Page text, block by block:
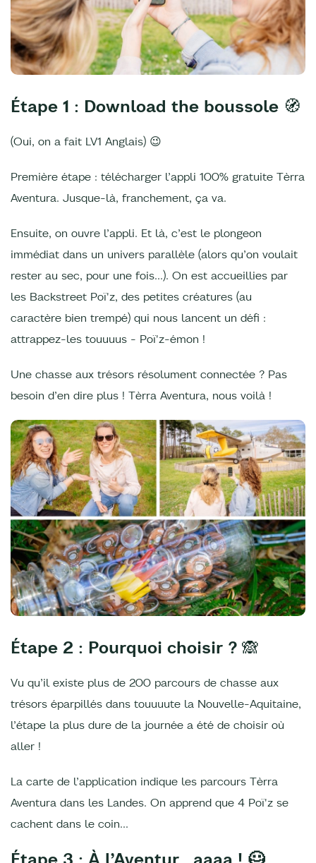
Étape 1 : Download the boussole 🧭
(Oui, on a fait LV1 Anglais) 😉
Première étape : télécharger l’appli 100% gratuite Tèrra
Aventura. Jusque-là, franchement, ça va.
Ensuite, on ouvre l’appli. Et là, c’est le plongeon
immédiat dans un univers parallèle (alors qu’on voulait
rester au sec, pour une fois…). On est accueillies par
les Backstreet Poï'z, des petites créatures (au
caractère bien trempé) qui nous lancent un défi :
attrappez-les touuuus - Poï'z-émon !
Une chasse aux trésors résolument connectée ? Pas
besoin d’en dire plus ! Tèrra Aventura, nous voilà !
Étape 2 : Pourquoi choisir ? 🙈
Vu qu’il existe plus de 200 parcours de chasse aux
trésors éparpillés dans touuuute la Nouvelle-Aquitaine,
l’étape la plus dure de la journée a été de choisir où
aller !
La carte de l’application indique les parcours Tèrra
Aventura dans les Landes. On apprend que 4 Poï'z se
cachent dans le coin...